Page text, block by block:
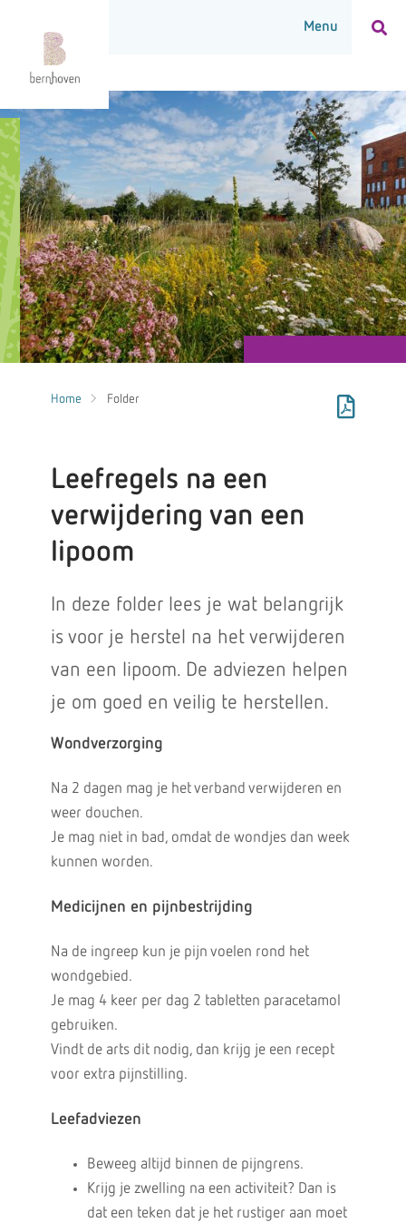
Home Folder
Leefregels na een
verwijdering van een
lipoom
In deze folder lees je wat belangrijk
is voor je herstel na het verwijderen
van een lipoom. De adviezen helpen
je om goed en veilig te herstellen.
Wondverzorging
Na 2 dagen mag je het verband verwijderen en
weer douchen.
Je mag niet in bad, omdat de wondjes dan week
kunnen worden.
Medicijnen en pijnbestrijding
Na de ingreep kun je pijn voelen rond het
wondgebied.
Je mag 4 keer per dag 2 tabletten paracetamol
gebruiken.
Vindt de arts dit nodig, dan krijg je een recept
voor extra pijnstilling.
Leefadviezen
Beweeg altijd binnen de pijngrens.
Krijg je zwelling na een activiteit? Dan is
dat een teken dat je het rustiger aan moet